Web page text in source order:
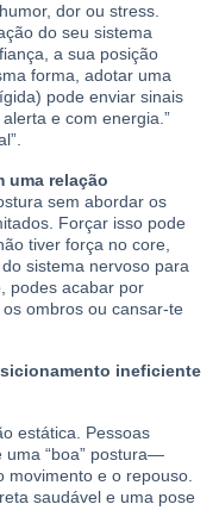
dor ou stress.
do seu sistema
a sua posição
forma, adotar uma
pode enviar sinais
e com energia.”
uma relação
sem abordar os
Forçar isso pode
tiver força no core,
sistema nervoso para
podes acabar por
ombros ou cansar-te
ineficiente
estática. Pessoas
uma “boa” postura—
e o repouso.
saudável e uma pose